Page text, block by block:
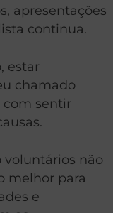
apresentações
continua.
estar
chamado
sentir
voluntários não
melhor para
e